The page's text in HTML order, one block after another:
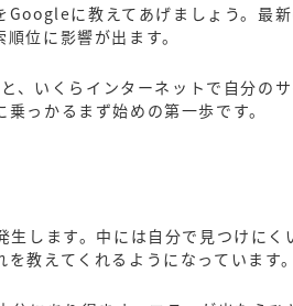
Googleに教えてあげましょう。最
位に影響が出ます。
、いくらインターネットで自分の
っかるまず始めの第一歩です。
生します。中には自分で見つけに
教えてくれるようになっています。